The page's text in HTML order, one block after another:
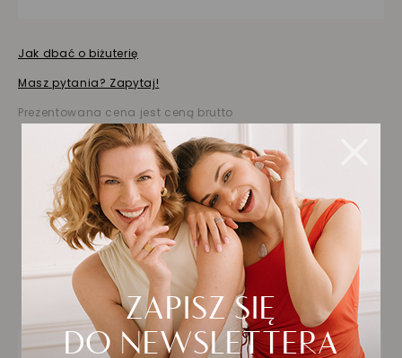
Jak dbać o biżuterię
Masz pytania? Zapytaj!
Prezentowana cena jest ceną brutto
Biżuteria wybrana dla
Ciebie